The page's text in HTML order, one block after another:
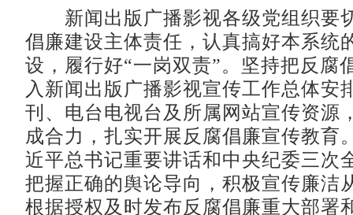
新闻出版广播影视各级党组织要
倡廉建设主体责任，认真搞好本系统
设，履行好“一岗双责”。坚持把反腐
入新闻出版广播影视宣传工作总体安
刊、电台电视台及所属网站宣传资源
成合力，扎实开展反腐倡廉宣传教育
近平总书记重要讲话和中央纪委三次
把握正确的舆论导向，积极宣传廉洁
根据授权及时发布反腐倡廉重大部署